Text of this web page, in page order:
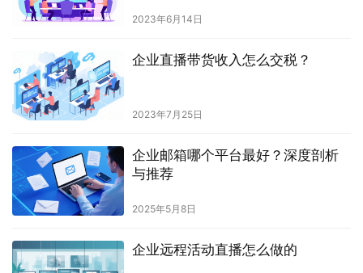
2023年6月14日
企业直播带货收入怎么交税？
2023年7月25日
企业邮箱哪个平台最好？深度剖析
与推荐
2025年5月8日
企业远程活动直播怎么做的